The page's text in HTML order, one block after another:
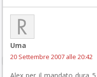
Uma
20 Settembre 2007 alle 20:42